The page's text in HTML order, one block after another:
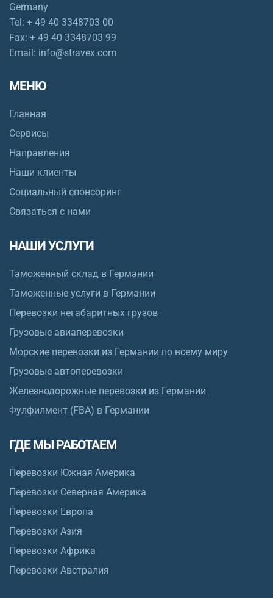
Germany
Tel: + 49 40 3348703 00
Fax: + 49 40 3348703 99
Email: info@stravex.com
МЕНЮ
Главная
Сервисы
Направления
Наши клиенты
Социальный спонсоринг
Связаться с нами
НАШИ УСЛУГИ
Таможенный склад в Германии
Таможенные услуги в Германии
Перевозки негабаритных грузов
Грузовые авиаперевозки
Морские перевозки из Германии по всему миру
Грузовые автоперевозки
Железнодорожные перевозки из Германии
Фулфилмент (FBA) в Германии
ГДЕ МЫ РАБОТАЕМ
Перевозки Южная Америка
Перевозки Северная Америка
Перевозки Европа
Перевозки Азия
Перевозки Африка
Перевозки Австралия